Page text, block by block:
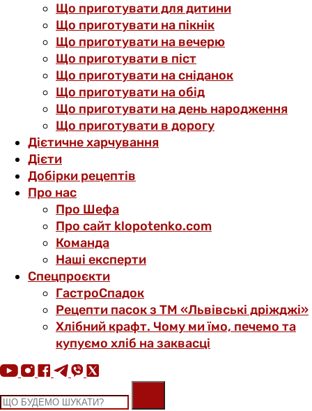
Що приготувати для дитини
Що приготувати на пікнік
Що приготувати на вечерю
Що приготувати в піст
Що приготувати на сніданок
Що приготувати на обід
Що приготувати на день народження
Що приготувати в дорогу
Дієтичне харчування
Дієти
Добірки рецептів
Про нас
Про Шефа
Про сайт klopotenko.com
Команда
Наші експерти
Спецпроєкти
ГастроСпадок
Рецепти пасок з ТМ «Львівські дріжджі»
Хлібний крафт. Чому ми їмо, печемо та
купуємо хліб на заквасці